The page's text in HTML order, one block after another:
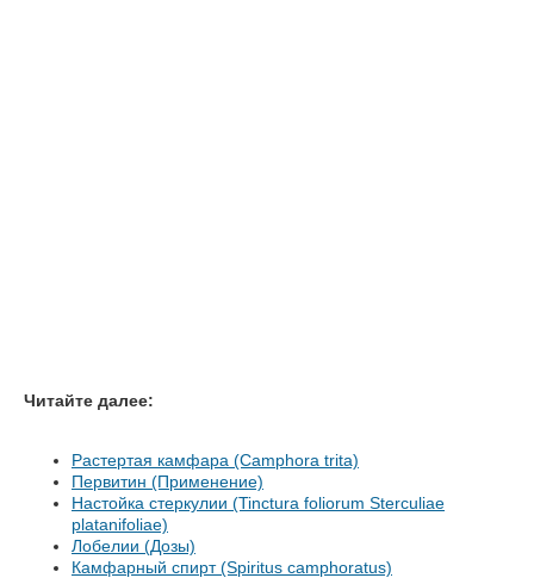
Читайте далее:
Растертая камфара (Camphora trita)
Первитин (Применение)
Настойка стеркулии (Tinctura foliorum Sterculiae
platanifoliae)
Лобелии (Дозы)
Камфарный спирт (Spiritus camphoratus)